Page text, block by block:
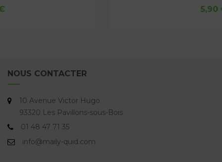
NOUS CONTACTER
10 Avenue Victor Hugo
93320 Les Pavillons-sous-Bois
01 48 47 71 35
info@maily-quid.com